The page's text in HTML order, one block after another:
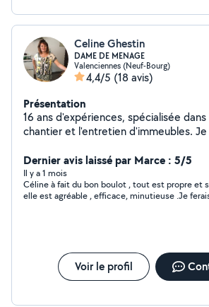
Celine Ghestin
DAME DE MENAGE
Valenciennes (Neuf-Bourg)
4,4/5 (18 avis)
Présentation
16 ans d'expériences, spécialisée
chantier et l'entretien d'immeubles.
Références sur demandes.
Dernier avis laissé par Marce : 5/5
Il y a 1 mois
Céline à fait du bon boulot , tout est propre et
elle est agréable , efficace, minutieuse .Je
Voir le profil